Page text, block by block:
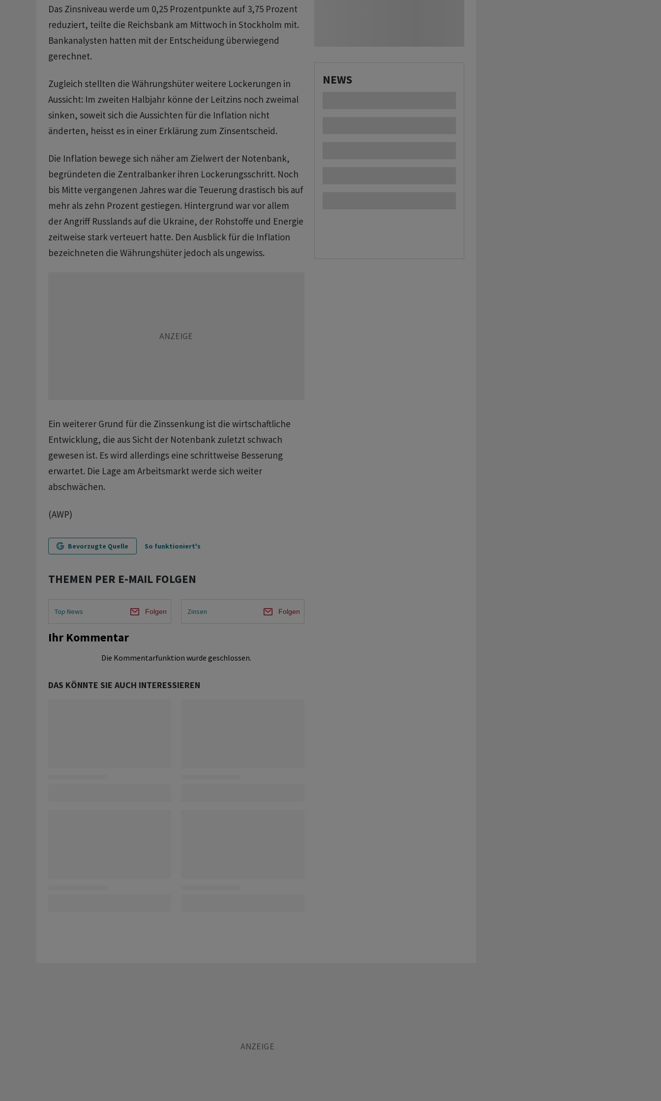
Das Zinsniveau werde um 0,25 Prozentpunkte auf 3,75 Prozent
reduziert, teilte die Reichsbank am Mittwoch in Stockholm mit.
Bankanalysten hatten mit der Entscheidung überwiegend
gerechnet.
Zugleich stellten die Währungshüter weitere Lockerungen in
Aussicht: Im zweiten Halbjahr könne der Leitzins noch zweimal
sinken, soweit sich die Aussichten für die Inflation nicht
änderten, heisst es in einer Erklärung zum Zinsentscheid.
Die Inflation bewege sich näher am Zielwert der Notenbank,
begründeten die Zentralbanker ihren Lockerungsschritt. Noch
bis Mitte vergangenen Jahres war die Teuerung drastisch bis auf
mehr als zehn Prozent gestiegen. Hintergrund war vor allem
der Angriff Russlands auf die Ukraine, der Rohstoffe und Energie
zeitweise stark verteuert hatte. Den Ausblick für die Inflation
bezeichneten die Währungshüter jedoch als ungewiss.
Ein weiterer Grund für die Zinssenkung ist die wirtschaftliche
Entwicklung, die aus Sicht der Notenbank zuletzt schwach
gewesen ist. Es wird allerdings eine schrittweise Besserung
erwartet. Die Lage am Arbeitsmarkt werde sich weiter
abschwächen.
(AWP)
Bevorzugte Quelle So funktioniert's
THEMEN PER E-MAIL FOLGEN
Top News Folgen Zinsen Folgen
Ihr Kommentar
Die Kommentarfunktion wurde geschlossen.
DAS KÖNNTE SIE AUCH INTERESSIEREN
NEWS